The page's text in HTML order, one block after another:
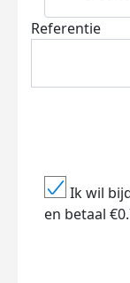
Referentie
Ik wil
en betaal